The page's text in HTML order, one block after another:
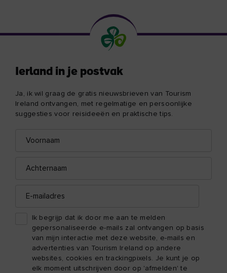
Ierland in je postvak
Ja, ik wil graag de gratis nieuwsbrieven van Tourism
Ireland ontvangen, met regelmatige en persoonlijke
suggesties voor reisideeën en praktische tips.
mailadres
mailadres
Ik begrijp dat ik door me aan te melden
gepersonaliseerde e-mails zal ontvangen op basis
van mijn interactie met deze website, e-mails en
advertenties van Tourism Ireland op andere
websites, cookies en trackingpixels. Je kunt je op
elk moment uitschrijven door op 'afmelden' te